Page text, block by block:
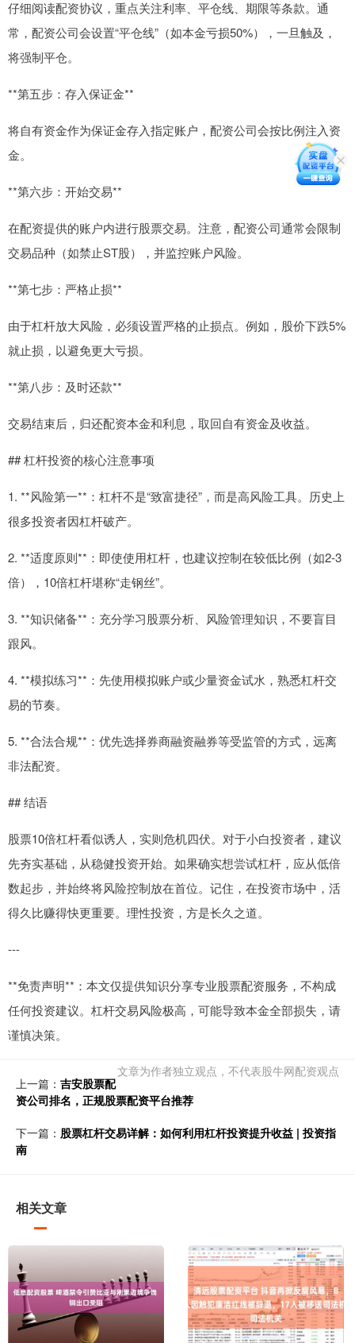
仔细阅读配资协议，重点关注利率、平仓线、期限等条款。通
常，配资公司会设置“平仓线”（如本金亏损50%），一旦触及，
将强制平仓。
**第五步：存入保证金**
将自有资金作为保证金存入指定账户，配资公司会按比例注入资
金。
**第六步：开始交易**
在配资提供的账户内进行股票交易。注意，配资公司通常会限制
交易品种（如禁止ST股），并监控账户风险。
**第七步：严格止损**
由于杠杆放大风险，必须设置严格的止损点。例如，股价下跌5%
就止损，以避免更大亏损。
**第八步：及时还款**
交易结束后，归还配资本金和利息，取回自有资金及收益。
## 杠杆投资的核心注意事项
1. **风险第一**：杠杆不是“致富捷径”，而是高风险工具。历史上
很多投资者因杠杆破产。
2. **适度原则**：即使使用杠杆，也建议控制在较低比例（如2-3
倍），10倍杠杆堪称“走钢丝”。
3. **知识储备**：充分学习股票分析、风险管理知识，不要盲目
跟风。
4. **模拟练习**：先使用模拟账户或少量资金试水，熟悉杠杆交
易的节奏。
5. **合法合规**：优先选择券商融资融券等受监管的方式，远离
非法配资。
## 结语
股票10倍杠杆看似诱人，实则危机四伏。对于小白投资者，建议
先夯实基础，从稳健投资开始。如果确实想尝试杠杆，应从低倍
数起步，并始终将风险控制放在首位。记住，在投资市场中，活
得久比赚得快更重要。理性投资，方是长久之道。
---
**免责声明**：本文仅提供知识分享专业股票配资服务，不构成
任何投资建议。杠杆交易风险极高，可能导致本金全部损失，请
谨慎决策。
文章为作者独立观点，不代表股牛网配资观点
上一篇： 吉安股票配
资公司排名，正规股票配资平台推荐
下一篇： 股票杠杆交易详解：如何利用杠杆投资提升收益 | 投资指
南
相关文章